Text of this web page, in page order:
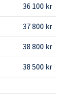
36 100 kr
37 800 kr
38 800 kr
38 500 kr